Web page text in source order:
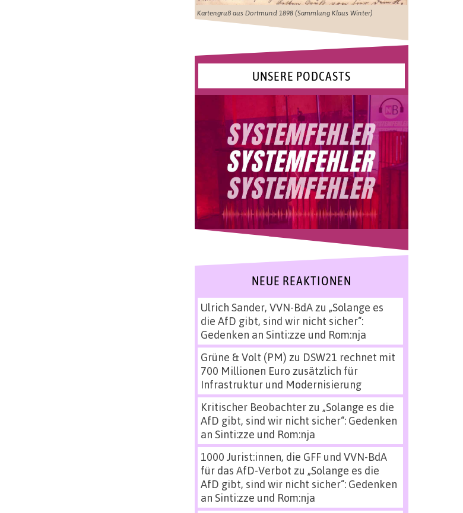
Kartengruß aus Dortmund 1898 (Sammlung Klaus Winter)
UNSERE PODCASTS
NEUE REAKTIONEN
Ulrich Sander, VVN-BdAzu „Solange es
die AfD gibt, sind wir nicht sicher“:
Gedenken an Sinti:zze und Rom:nja
Grüne & Volt (PM) zu DSW21 rechnet mit
700 Millionen Euro zusätzlich für
Infrastruktur und Modernisierung
Kritischer Beobachterzu „Solange es die
AfD gibt, sind wir nicht sicher“: Gedenken
an Sinti:zze und Rom:nja
1000 Jurist:innen, die GFF und VVN-BdA
für das AfD-Verbot zu „Solange es die
AfD gibt, sind wir nicht sicher“: Gedenken
an Sinti:zze und Rom:nja